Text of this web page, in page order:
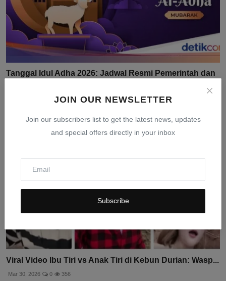
JOIN OUR NEWSLETTER
Join our subscribers list to get the latest news, updates
and special offers directly in your inbox
Subscribe
Tanggal Idul Adha 2026: Jadwal Resmi Pemerintah dan
405
Viral Video Ibu Tiri vs Anak Tiri di Kebun Durian: Wasp...
Mar 30, 2026 0 356